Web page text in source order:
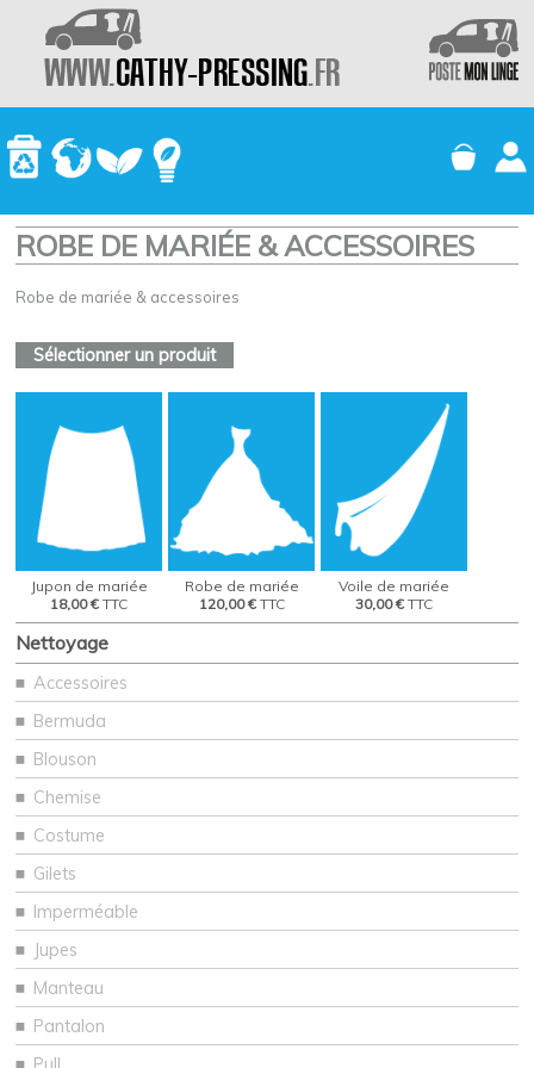
ROBE DE MARIÉE & ACCESSOIRES
Robe de mariée & accessoires
Sélectionner un produit
Jupon de mariée
18,00 € TTC
Robe de mariée
120,00 €TTC
Voile de mariée
30,00 € TTC
Nettoyage
Accessoires
Bermuda
Blouson
Chemise
Costume
Gilets
Imperméable
Jupes
Manteau
Pantalon